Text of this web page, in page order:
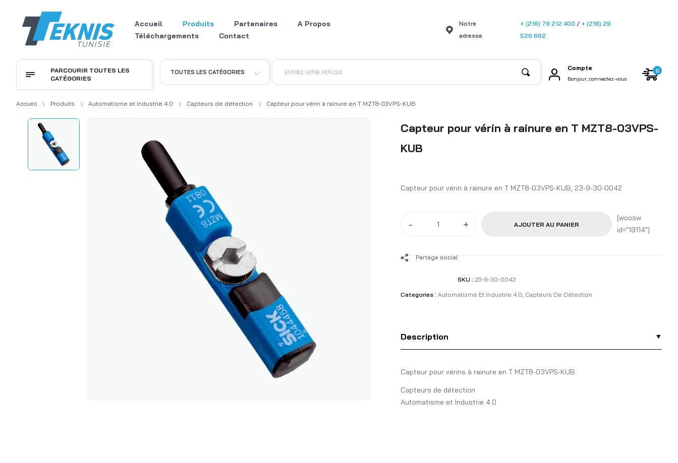
Accueil Produits Partenaires
A Propos
Téléchargements
Contact
Notre
adresse
+ (216) 79 212 400 / + (216) 29
526 662
TOUTES LES CATÉGORIES ENTREZ VOTRE MOT-CLÉ
Compte
Bonjour, connectez-vous
0
PARCOURIR TOUTES LES
CATÉGORIES
Accueil Produits Automatisme et Industrie 4.0 Capteurs de détection Capteur pour vérin à rainure en T MZT8-03VPS-KUB
Capteur pour vérin à rainure en T MZT8-03VPS-
KUB
Capteur pour vérin à rainure en T MZT8-03VPS-KUB, 23-9-30-0042
- + AJOUTER AU PANIER
[woosw
id="19114"]
Partage social
SKU : 23-9-30-0042
Categories : Automatisme Et Industrie 4.0, Capteurs De Détection
Description
Capteur pour vérins à rainure en T MZT8-03VPS-KUB
Capteurs de détection
Automatisme et Industrie 4.0